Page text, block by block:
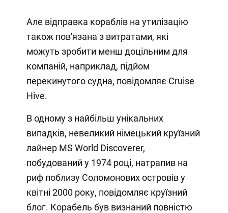
Але відправка кораблів на утилізацію
також пов'язана з витратами, які
можуть зробити менш доцільним для
компаній, наприклад, підйом
перекинутого судна, повідомляє Cruise
Hive.
В одному з найбільш унікальних
випадків, невеликий німецький круїзний
лайнер MS World Discoverer,
побудований у 1974 році, натрапив на
риф поблизу Соломонових островів у
квітні 2000 року, повідомляє круїзний
блог. Корабель був визнаний повністю